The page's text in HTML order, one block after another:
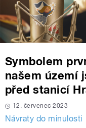
Symbolem
našem území
před stanicí
12. červenec 2023
Návraty do minulosti